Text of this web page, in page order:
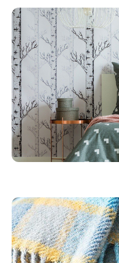
Tecido tricoline na decoração: